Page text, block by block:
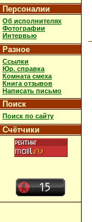
Персоналии
Об исполнителях
Фотографии
Интервью
Разное
Ссылки
Юр. справка
Комната смеха
Книга отзывов
Написать письмо
Поиск
Поиск по сайту
Счётчики